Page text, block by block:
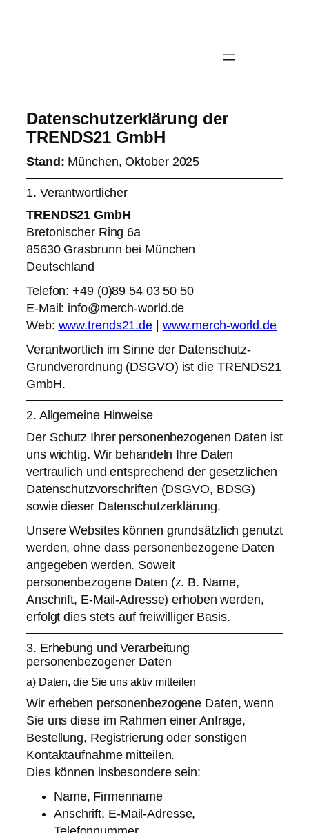
Datenschutzerklärung der
TRENDS21 GmbH
Stand: München, Oktober 2025
1. Verantwortlicher
TRENDS21 GmbH
Bretonischer Ring 6a
85630 Grasbrunn bei München
Deutschland
Telefon: +49 (0)89 54 03 50 50
E-Mail: info@merch-world.de
Web: www.trends21.de
www.merch-world.de
Verantwortlich im Sinne der Datenschutz-
Grundverordnung (DSGVO) ist die TRENDS21
GmbH.
2. Allgemeine Hinweise
Der Schutz Ihrer personenbezogenen Daten ist
uns wichtig. Wir behandeln Ihre Daten
vertraulich und entsprechend der gesetzlichen
Datenschutzvorschriften (DSGVO, BDSG)
sowie dieser Datenschutzerklärung.
Unsere Websites können grundsätzlich genutzt
werden, ohne dass personenbezogene Daten
angegeben werden. Soweit
personenbezogene Daten (z. B. Name,
Anschrift, E-Mail-Adresse) erhoben werden,
erfolgt dies stets auf freiwilliger Basis.
3. Erhebung und Verarbeitung
personenbezogener Daten
a) Daten, die Sie uns aktiv mitteilen
Wir erheben personenbezogene Daten, wenn
Sie uns diese im Rahmen einer Anfrage,
Bestellung, Registrierung oder sonstigen
Kontaktaufnahme mitteilen.
Dies können insbesondere sein:
Name, Firmenname
Anschrift, E-Mail-Adresse,